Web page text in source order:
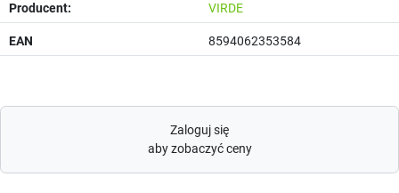
Producent: VIRDE
EAN 8594062353584
Zaloguj się
aby zobaczyć ceny